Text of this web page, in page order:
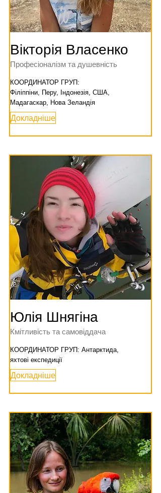
Вікторія Власенко
Професіоналізм та душевність
КООРДИНАТОР ГРУП:
Філіппіни, Перу, Індонезія, США,
Мадагаскар, Нова Зеландія
Докладніше
Юлія Шнягіна
Кмітливість та самовіддача
КООРДИНАТОР ГРУП: Антарктида,
яхтові експедиції
Докладніше